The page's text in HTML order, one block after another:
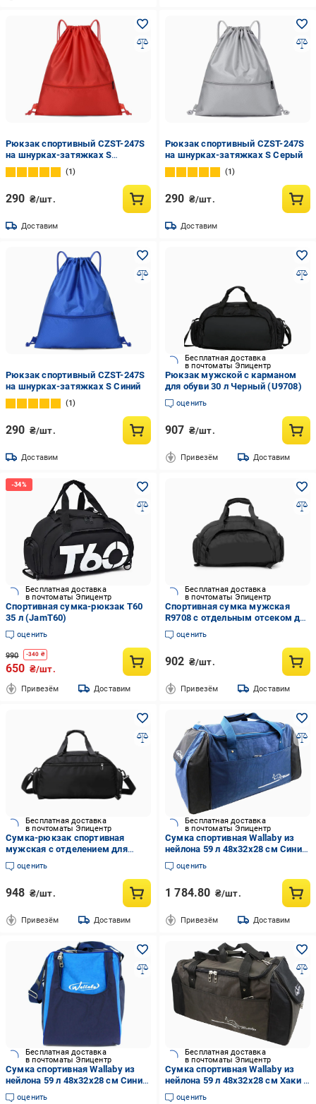
Рюкзак спортивный CZST-247S
на шнурках-затяжках S
Красный
1
290 ₴/шт.
Доставим
Рюкзак спортивный CZST-247S
на шнурках-затяжках S Серый
1
290 ₴/шт.
Доставим
Рюкзак спортивный CZST-247S
на шнурках-затяжках S Синий
1
290 ₴/шт.
Доставим
Бесплатная доставка
в почтоматы Эпицентр
Рюкзак мужской с карманом
для обуви 30 л Черный (U9708)
оценить
907 ₴/шт.
Привезём Доставим
Бесплатная доставка
в почтоматы Эпицентр
Спортивная сумка-рюкзак T60
35 л (JamT60)
оценить
990 -340 ₴
650 ₴/шт.
Привезём Доставим
Бесплатная доставка
в почтоматы Эпицентр
Спортивная сумка мужская
R9708 с отдельным отсеком для
обуви водонепроницаемая/
полиэстер 30 л Черный
оценить
902 ₴/шт.
Привезём Доставим
Бесплатная доставка
в почтоматы Эпицентр
Сумка-рюкзак спортивная
мужская с отделением для
обуви и влажных вещей 30 л
Черный (29708)
оценить
948 ₴/шт.
Привезём Доставим
Бесплатная доставка
в почтоматы Эпицентр
Сумка спортивная Wallaby из
нейлона 59 л 48х32х28 см Синий
с черным
оценить
1 784.80 ₴/шт.
Привезём Доставим
Бесплатная доставка
в почтоматы Эпицентр
Сумка спортивная Wallaby из
нейлона 59 л 48х32х28 см Синий
с голубым
оценить
Бесплатная доставка
в почтоматы Эпицентр
Сумка спортивная Wallaby из
нейлона 59 л 48х32х28 см Хаки с
черным
оценить